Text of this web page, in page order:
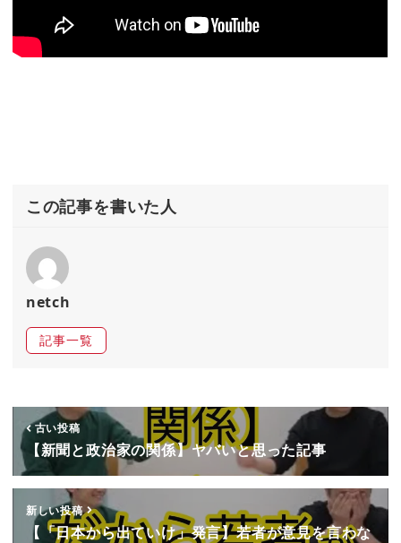
この記事を書いた人
netch
記事一覧
古い投稿
【新聞と政治家の関係】ヤバいと思った記事
新しい投稿
【「日本から出ていけ」発言】若者が意見を言わな